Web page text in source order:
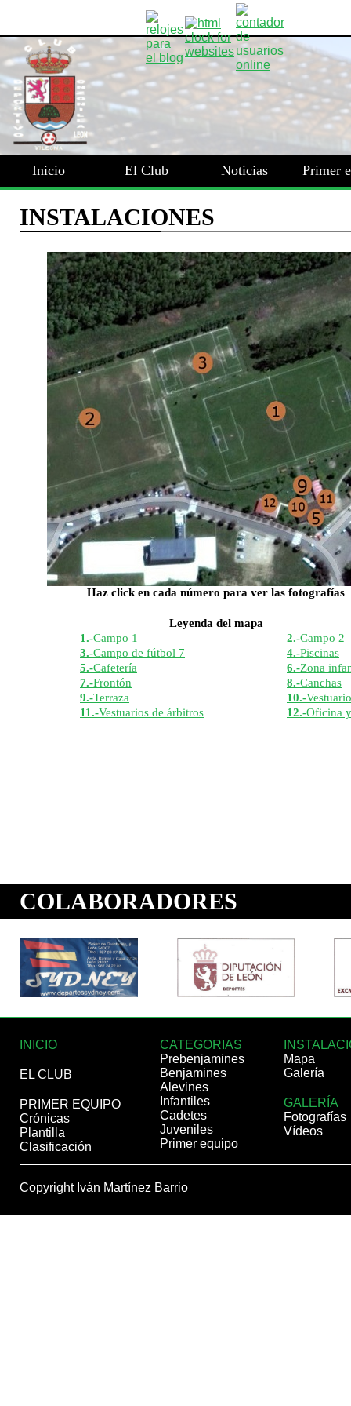
Inicio El Club Noticias Primer
Haz click en cada número para ver las fotografías
Leyenda del mapa
1.-Campo 1 2.-Campo 2
3.-Campo de fútbol 7 4.-Piscinas
5.-Cafetería 6.-Zona
7.-Frontón 8.-Canchas
9.-Terraza 10.-
11.-Vestuarios de árbitros 12.-Oficina
INICIO
EL CLUB
PRIMER EQUIPO
Crónicas
Plantilla
Clasificación
CATEGORIAS
Prebenjamines
Benjamines
Alevines
Infantiles
Cadetes
Juveniles
Primer equipo
Mapa
Galería
GALERÍA
Fotografías
Vídeos
Copyright Iván Martínez Barrio